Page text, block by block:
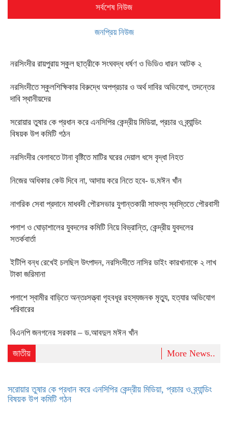
সর্বশেষ নিউজ
জনপ্রিয় নিউজ
নরসিংদীর রায়পুরায় স্কুল ছাত্রীকে সংঘবদ্ধ ধর্ষণ ও ভিডিও ধারন আটক ২
নরসিংদীতে স্কুলশিক্ষিকার বিরুদ্ধে অপপ্রচার ও অর্থ দাবির অভিযোগ, তদন্তের
দাবি স্থানীয়দের
সরোয়ার তুষার কে প্রধান করে এনসিপির কেন্দ্রীয় মিডিয়া, প্রচার ও ব্র্যান্ডিং
বিষয়ক উপ কমিটি গঠন
নরসিংদীর বেলাবতে টানা বৃষ্টিতে মাটির ঘরের দেয়াল ধসে বৃদ্ধা নিহত
নিজের অধিকার কেউ দিবে না, আদায় করে নিতে হবে- ড.মঈন খাঁন
নাগরিক সেবা প্রদানে মাধবদী পৌরসভার যুগান্তকারী সাফল্য স্বস্তিতে পৌরবাসী
পলাশ ও ঘোড়াশালের যুবদলের কমিটি নিয়ে বিভ্রান্তি, কেন্দ্রীয় যুবদলের
সতর্কবার্তা
ইটিপি বন্ধ রেখেই চলছিল উৎপাদন, নরসিংদীতে নাসির ডাইং কারখানাকে ২ লাখ
টাকা জরিমানা
পলাশে স্বামীর বাড়িতে অন্তঃসত্ত্বা গৃহবধূর রহস্যজনক মৃত্যু, হত্যার অভিযোগ
পরিবারের
বিএনপি জনগনের সরকার – ড.আবদুল মঈন খাঁন
জাতীয় More News..
সরোয়ার তুষার কে প্রধান করে এনসিপির কেন্দ্রীয় মিডিয়া, প্রচার ও ব্র্যান্ডিং
বিষয়ক উপ কমিটি গঠন